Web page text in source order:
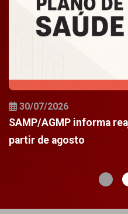
30/07/2026
SAMP/AGMP informa
partir de agosto